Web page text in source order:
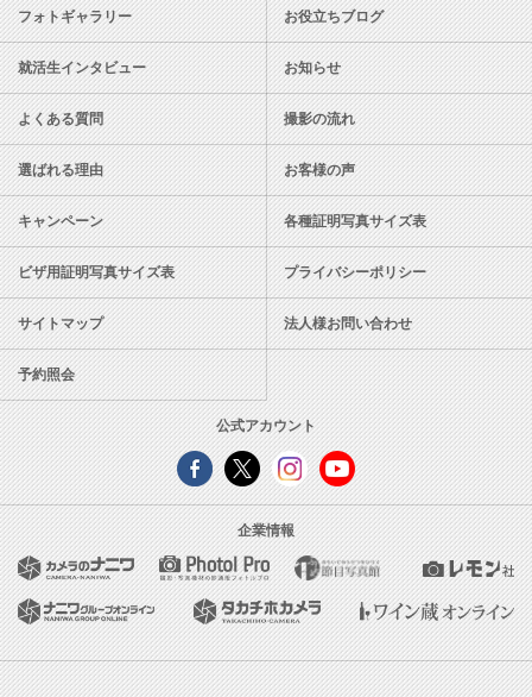
フォトギャラリー お役立ちブログ
就活生インタビュー お知らせ
よくある質問 撮影の流れ
選ばれる理由 お客様の声
キャンペーン 各種証明写真サイズ表
ビザ用証明写真サイズ表 プライバシーポリシー
サイトマップ 法人様お問い合わせ
予約照会
公式アカウント
企業情報